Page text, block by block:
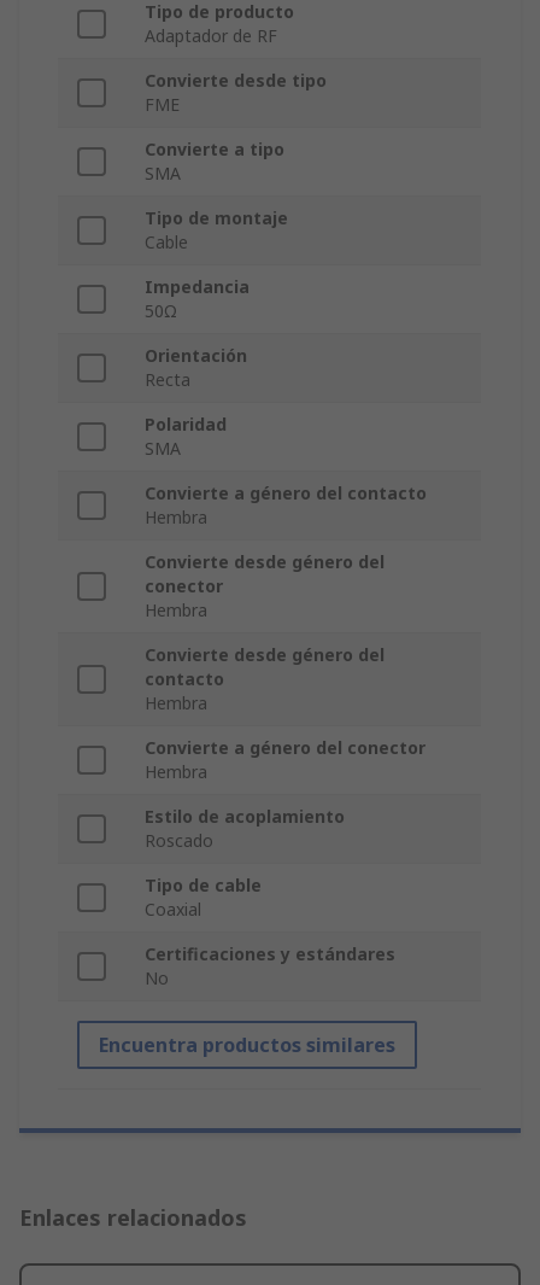
Tipo de producto
Adaptador de RF
Convierte desde tipo
FME
Convierte a tipo
SMA
Tipo de montaje
Cable
Impedancia
50Ω
Orientación
Recta
Polaridad
SMA
Convierte a género del contacto
Hembra
Convierte desde género del
conector
Hembra
Convierte desde género del
contacto
Hembra
Convierte a género del conector
Hembra
Estilo de acoplamiento
Roscado
Tipo de cable
Coaxial
Certificaciones y estándares
No
Encuentra productos similares
Enlaces relacionados